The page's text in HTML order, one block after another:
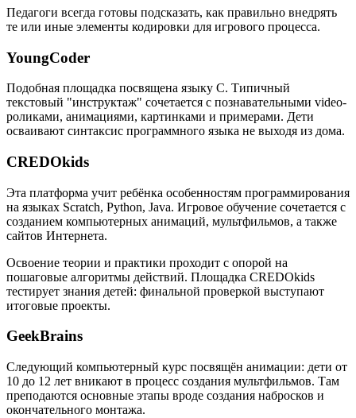
Педагоги всегда готовы подсказать, как правильно внедрять
те или иные элементы кодировки для игрового процесса.
YoungCoder
Подобная площадка посвящена языку C. Типичный
текстовый "инструктаж" сочетается с познавательными video-
роликами, анимациями, картинками и примерами. Дети
осваивают синтаксис программного языка не выходя из дома.
CREDOkids
Эта платформа учит ребёнка особенностям программирования
на языках Scratch, Python, Java. Игровое обучение сочетается с
созданием компьютерных анимаций, мультфильмов, а также
сайтов Интернета.
Освоение теории и практики проходит с опорой на
пошаговые алгоритмы действий. Площадка CREDOkids
тестирует знания детей: финальной проверкой выступают
итоговые проекты.
GeekBrains
Следующий компьютерный курс посвящён анимации: дети от
10 до 12 лет вникают в процесс создания мультфильмов. Там
преподаются основные этапы вроде создания набросков и
окончательного монтажа.